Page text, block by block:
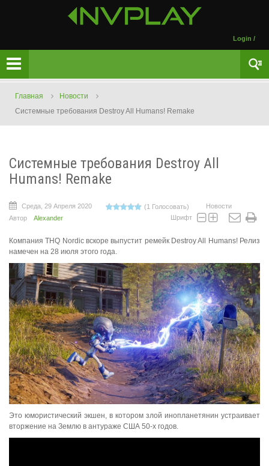
Login /
Главная
Новости
Системные требования Destroy All Humans! Remake
Системные требования Destroy All
Humans! Remake
Среда, 29 Апреля 2020 (1 Голосовать)
Новости
Автор
Alexander Шрифт
Компания THQ Nordic вскоре выпустит ремейк Destroy All Humans! Релиз
намечен на 28 июля этого года.
Это юмористический экшен, в котором злой инопланетянин устраивает
вторжение на Землю в антураже США 50-х годов.